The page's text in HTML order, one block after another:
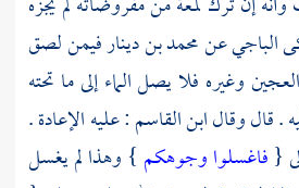
الباجيعنمحمد بن دينارفيمن لصق
وغيره فلا يصل الماء إلى ما تحته
. قال وقالابن القاسم: عليه الإعادة .
{فاغسلوا وجوهكم } وهذا لم يغسل